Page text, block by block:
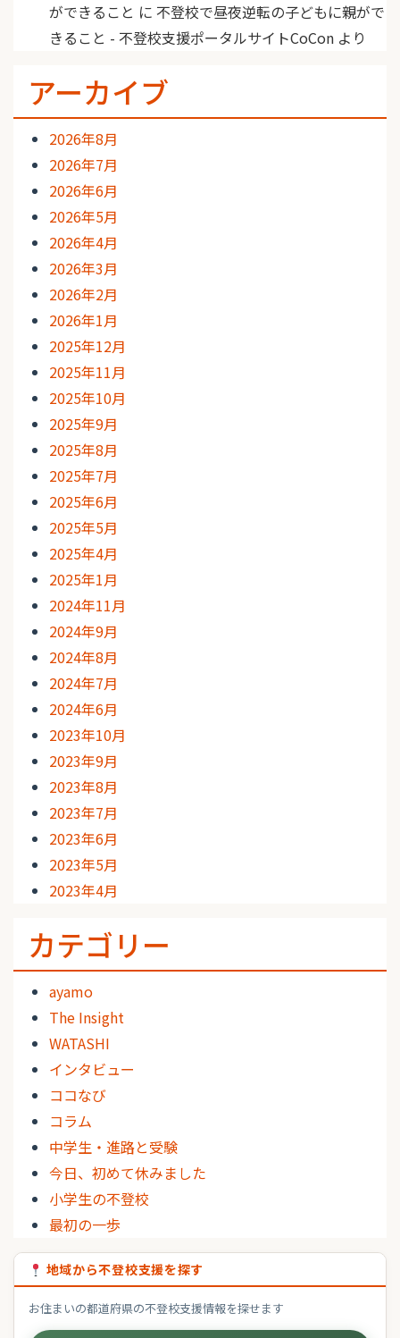
ができること に 不登校で昼夜逆転の子どもに親がで
きること - 不登校支援ポータルサイトCoCon より
アーカイブ
2026年8月
2026年7月
2026年6月
2026年5月
2026年4月
2026年3月
2026年2月
2026年1月
2025年12月
2025年11月
2025年10月
2025年9月
2025年8月
2025年7月
2025年6月
2025年5月
2025年4月
2025年1月
2024年11月
2024年9月
2024年8月
2024年7月
2024年6月
2023年10月
2023年9月
2023年8月
2023年7月
2023年6月
2023年5月
2023年4月
カテゴリー
ayamo
The Insight
WATASHI
インタビュー
ココなび
コラム
中学生・進路と受験
今日、初めて休みました
小学生の不登校
最初の一歩
地域から不登校支援を探す
お住まいの都道府県の不登校支援情報を探せます